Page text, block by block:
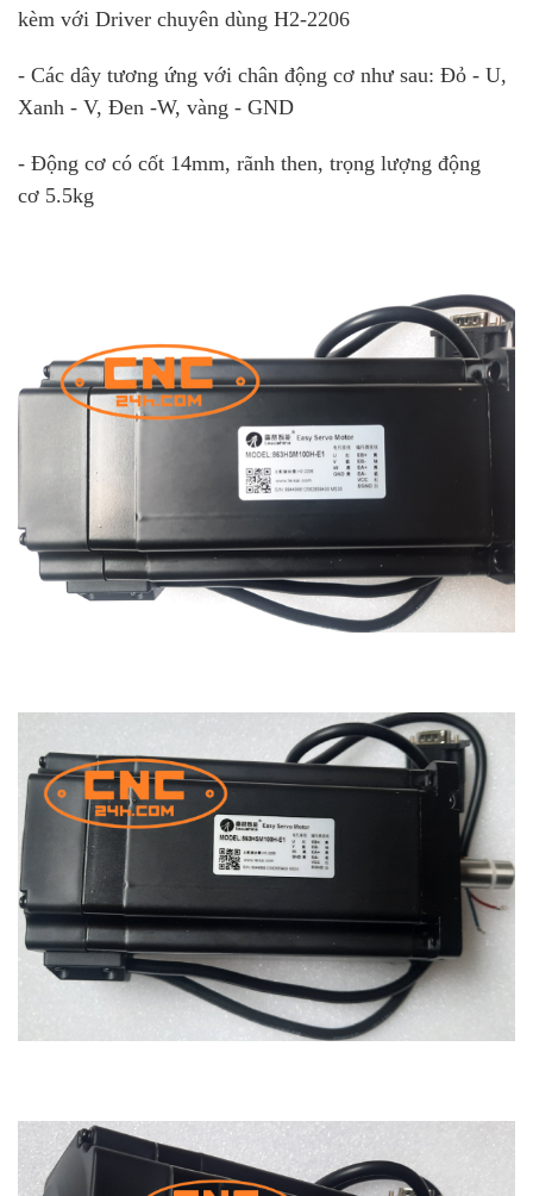
kèm với Driver chuyên dùng H2-2206
- Các dây tương ứng với chân động cơ như sau: Đỏ - U,
Xanh - V, Đen -W, vàng - GND
- Động cơ có cốt 14mm, rãnh then, trọng lượng động
cơ 5.5kg